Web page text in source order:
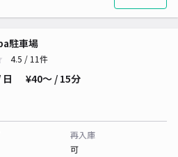
駐車場
4.5 / 11件
日 ¥40〜 / 15分
再入庫
可